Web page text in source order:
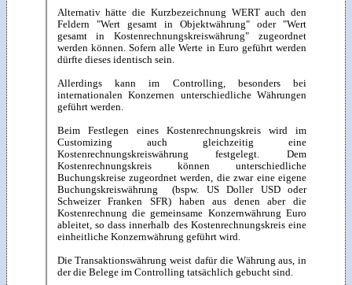
Alternativ hätte die Kurzbezeichnung WERT auch den
Feldern "Wert gesamt in Objektwährung" oder "Wert
gesamt in Kostenrechnungskreiswährung" zugeordnet
werden können. Sofern alle Werte in Euro geführt werden
dürfte dieses identisch sein.
Allerdings kann im Controlling, besonders bei
internationalen Konzernen unterschiedliche Währungen
geführt werden.
Beim Festlegen eines Kostenrechnungskreis wird im
Customizing auch gleichzeitig eine
Kostenrechnungskreiswährung festgelegt. Dem
Kostenrechnungskreis können unterschiedliche
Buchungskreise zugeordnet werden, die zwar eine eigene
Buchungskreiswährung (bspw. US Doller USD oder
Schweizer Franken SFR) haben aus denen aber die
Kostenrechnung die gemeinsame Konzernwährung Euro
ableitet, so dass innerhalb des Kostenrechnungskreis eine
einheitliche Konzernwährung geführt wird.
Die Transaktionswährung weist dafür die Währung aus, in
der die Belege im Controlling tatsächlich gebucht sind.